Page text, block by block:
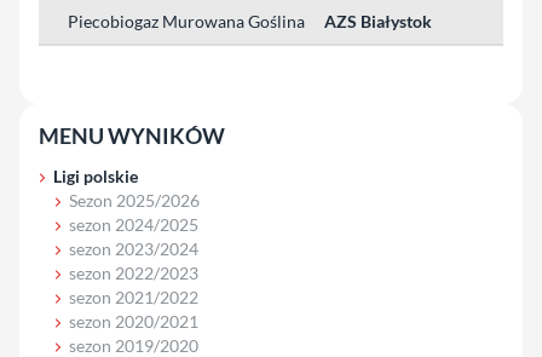
Piecobiogaz Murowana Goślina AZS Białystok
MENU WYNIKÓW
Ligi polskie
Sezon 2025/2026
sezon 2024/2025
sezon 2023/2024
sezon 2022/2023
sezon 2021/2022
sezon 2020/2021
sezon 2019/2020